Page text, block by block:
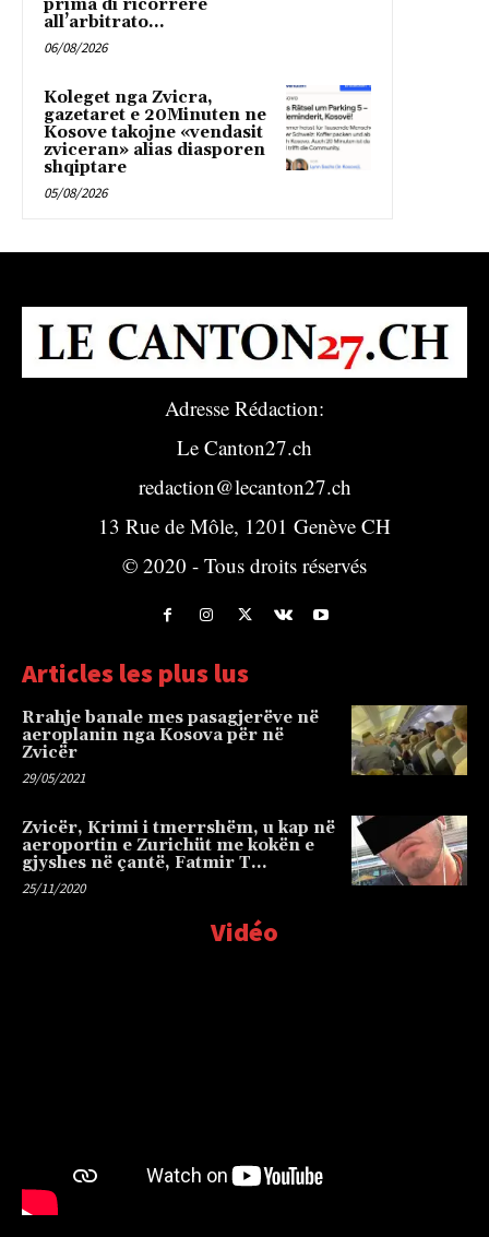
prima di ricorrere
all’arbitrato...
06/08/2026
Koleget nga Zvicra,
gazetaret e 20Minuten ne
Kosove takojne «vendasit
zviceran» alias diasporen
shqiptare
05/08/2026
Adresse Rédaction:
Le Canton27.ch
redaction@lecanton27.ch
13 Rue de Môle, 1201 Genève CH
© 2020 - Tous droits réservés
Articles les plus lus
Rrahje banale mes pasagjerëve në
aeroplanin nga Kosova për në
Zvicër
29/05/2021
Zvicër, Krimi i tmerrshëm, u kap në
aeroportin e Zurichüt me kokën e
gjyshes në çantë, Fatmir T…
25/11/2020
Vidéo